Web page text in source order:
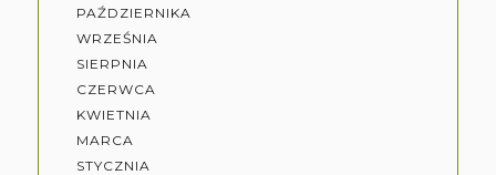
PAŹDZIERNIKA
WRZEŚNIA
SIERPNIA
CZERWCA
KWIETNIA
MARCA
STYCZNIA